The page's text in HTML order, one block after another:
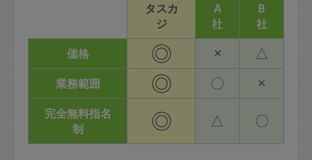
タスカ
ジ
A
社
B
社
価格
◎ × △
業務範囲 ◎ 〇 ×
完全無料指名
制
◎ △ 〇